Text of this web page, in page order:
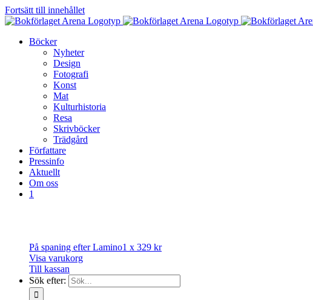
Fortsätt till innehållet
Böcker
Nyheter
Design
Fotografi
Konst
Mat
Kulturhistoria
Resa
Skrivböcker
Trädgård
Författare
Pressinfo
Aktuellt
Om oss
1
På spaning efter Lamino1 x 329 kr
Visa varukorg
Till kassan
Sök efter: